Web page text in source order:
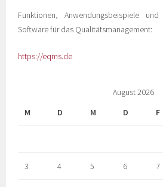
Funktionen, Anwendungsbeispiele
Software für das Qualitätsmanagement:
https://eqms.de
August 2026
M
D M D F
3 4 5 6 7